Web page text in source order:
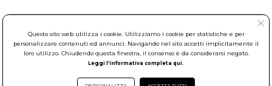
© Elettroservice Spa - Sede Legale: Via Leonardo da Vinci, 40 -
00015 Monterotondo Scalo (RM)
Partita Iva: 01586761007 - Codice Fiscale: 06634500588 Capitale
Sociale 1.600.000,00 Euro i.v. Iscritto al Registro delle Imprese di
Roma REA: RM-535144
Questo sito web utilizza i cookie. Utilizziamo i cookie per statistiche e per
personalizzare contenuti ed annunci. Navigando nel sito accetti implicitamente il
loro utilizzo. Chiudendo questa finestra, il consenso è da considerarsi negato.
Leggi l'informativa completa qui.